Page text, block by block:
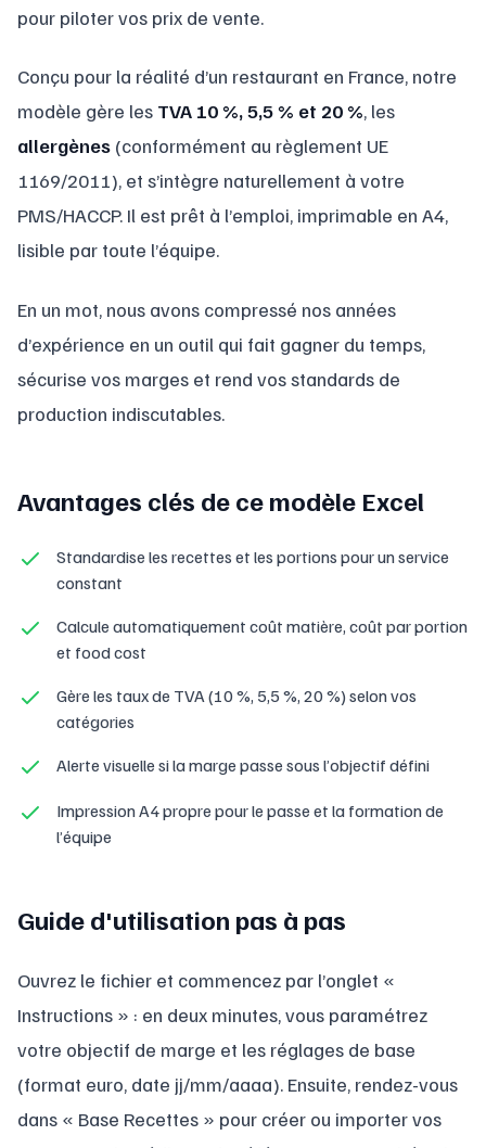
pour piloter vos prix de vente.
Conçu pour la réalité d’un restaurant en France, notre
modèle gère les TVA 10 %, 5,5 % et 20 %, les
allergènes (conformément au règlement UE
1169/2011), et s’intègre naturellement à votre
PMS/HACCP. Il est prêt à l’emploi, imprimable en A4,
lisible par toute l’équipe.
En un mot, nous avons compressé nos années
d’expérience en un outil qui fait gagner du temps,
sécurise vos marges et rend vos standards de
production indiscutables.
Avantages clés de ce modèle Excel
Standardise les recettes et les portions pour un service
constant
Calcule automatiquement coût matière, coût par portion
et food cost
Gère les taux de TVA (10 %, 5,5 %, 20 %) selon vos
catégories
Alerte visuelle si la marge passe sous l’objectif défini
Impression A4 propre pour le passe et la formation de
l’équipe
Guide d'utilisation pas à pas
Ouvrez le fichier et commencez par l’onglet «
Instructions » : en deux minutes, vous paramétrez
votre objectif de marge et les réglages de base
(format euro, date jj/mm/aaaa). Ensuite, rendez-vous
dans « Base Recettes » pour créer ou importer vos